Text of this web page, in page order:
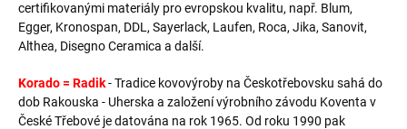
certifikovanými materiály pro evropskou kvalitu, např. Blum,
Egger, Kronospan, DDL, Sayerlack, Laufen, Roca, Jika, Sanovit,
Althea, Disegno Ceramica a další.
Korado = Radik- Tradice kovovýroby na Českotřebovsku sahá do
dob Rakouska - Uherska a založení výrobního závodu Koventa v
České Třebové je datována na rok 1965. Od roku 1990 pak